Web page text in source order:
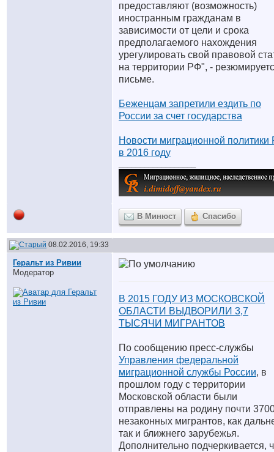
предоставляют (возможность)
иностранным гражданам в
зависимости от цели и срока
предполагаемого нахождения
урегулировать свой правовой
на территории РФ", -
письме.
Беженцам запретили ездить по
России за счет государства
Новости миграционной политики
в 2016 году
В Минюст Спасибо
08.02.2016, 19:33
Геральт из Ривии
Модератор
В 2015 ГОДУ ИЗ МОСКОВСКОЙ
ОБЛАСТИ ВЫДВОРИЛИ 3,7
ТЫСЯЧИ МИГРАНТОВ
По сообщению пресс-службы
Управления федеральной
миграционной службы России, в
прошлом году с территории
Московской области были
отправлены на родину почти
незаконных мигрантов, как
так и ближнего зарубежья.
Дополнительно подчеркивается,